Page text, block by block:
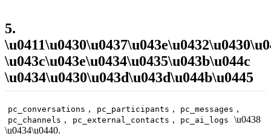
5.
\u043c\u043e\u0434\u0435\u043b\u044c
\u0434\u0430\u043d\u043d\u044b\u0445
pc_conversations , pc_participants , pc_messages ,
pc_channels , pc_external_contacts , pc_ai_logs
\u0438
\u0434\u0440.